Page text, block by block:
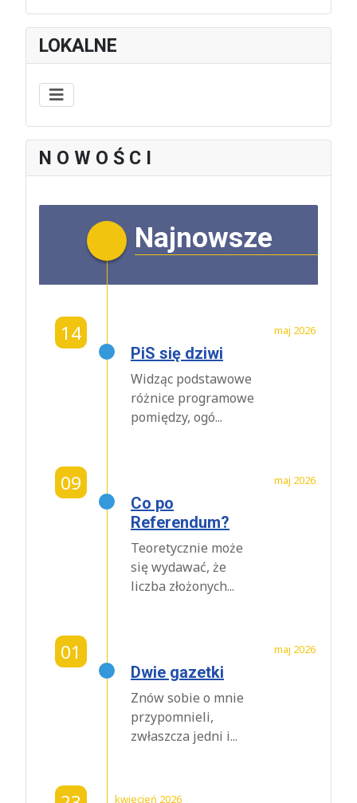
LOKALNE
N O W O Ś C I
Najnowsze
14 maj 2026
PiS się dziwi
Widząc podstawowe
różnice programowe
pomiędzy, ogó...
09 maj 2026
Co po
Referendum?
Teoretycznie może
się wydawać, że
liczba złożonych...
01 maj 2026
Dwie gazetki
Znów sobie o mnie
przypomnieli,
zwłaszcza jedni i...
kwiecień 2026